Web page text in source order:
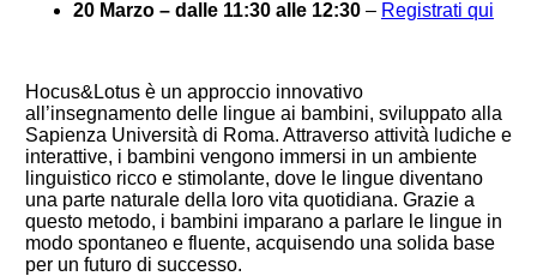
20 Marzo – dalle 11:30 alle 12:30– Registrati qui
Hocus&Lotus è un approccio innovativo
all’insegnamento delle lingue ai bambini, sviluppato alla
Sapienza Università di Roma. Attraverso attività ludiche e
interattive, i bambini vengono immersi in un ambiente
linguistico ricco e stimolante, dove le lingue diventano
una parte naturale della loro vita quotidiana. Grazie a
questo metodo, i bambini imparano a parlare le lingue in
modo spontaneo e fluente, acquisendo una solida base
per un futuro di successo.